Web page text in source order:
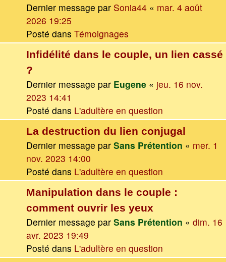
Dernier message par Sonia44 « mar. 4 août
2026 19:25
Posté dans Témoignages
Infidélité dans le couple, un lien cassé
?
Dernier message par Eugene « jeu. 16 nov.
2023 14:41
Posté dans L'adultère en question
La destruction du lien conjugal
Dernier message par Sans Prétention « mer. 1
nov. 2023 14:00
Posté dans L'adultère en question
Manipulation dans le couple :
comment ouvrir les yeux
Dernier message par Sans Prétention « dim. 16
avr. 2023 19:49
Posté dans L'adultère en question